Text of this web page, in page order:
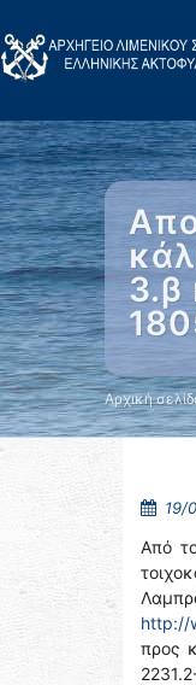
3.β
Αρχική
19/
Από
http://
προς